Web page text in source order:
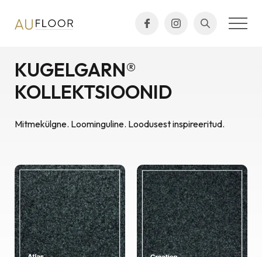
KUGELGARN®
KOLLEKTSIOONID
Mitmekülgne. Loominguline. Loodusest inspireeritud.